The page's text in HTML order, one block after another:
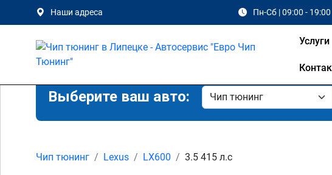
Наши адреса Пн-Сб | 09:00 - 19:00
Услуги
Выберите ваш авто:
Чип тюнинг Lexus LX600 3.5 415 л.с